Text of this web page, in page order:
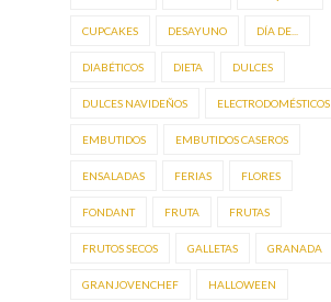
CUPCAKES DESAYUNO DÍA DE...
DIABÉTICOS DIETA DULCES
DULCES NAVIDEÑOS ELECTRODOMÉSTICOS
EMBUTIDOS EMBUTIDOS CASEROS
ENSALADAS FERIAS FLORES
FONDANT FRUTA FRUTAS
FRUTOS SECOS GALLETAS GRANADA
GRANJOVENCHEF HALLOWEEN